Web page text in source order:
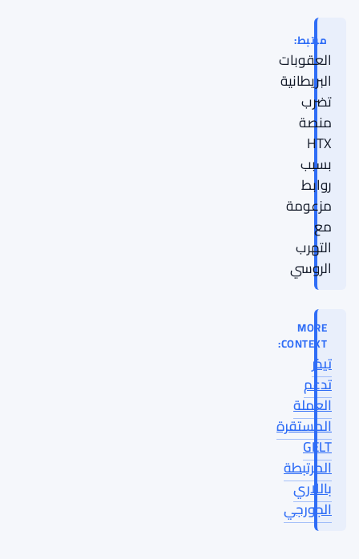
مرتبط:
العقوبات
البريطانية
تضرب
منصة
HTX
بسبب
روابط
مزعومة
مع
التهرب
الروسي
MORE
CONTEXT:
تيذر
تدعم
العملة
المستقرة
GELT
المرتبطة
باللاري
الجورجي